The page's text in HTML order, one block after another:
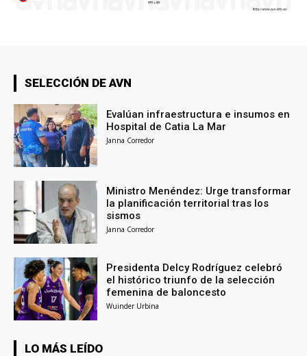
SELECCIÓN DE AVN
Evalúan infraestructura e insumos en
Hospital de Catia La Mar
Janna Corredor
Ministro Menéndez: Urge transformar
la planificación territorial tras los
sismos
Janna Corredor
Presidenta Delcy Rodríguez celebró
el histórico triunfo de la selección
femenina de baloncesto
Wuinder Urbina
LO MÁS LEÍDO